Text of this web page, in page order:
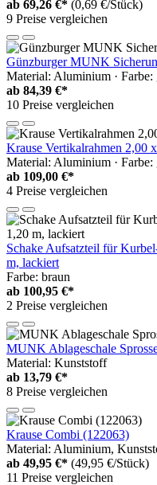
ab 69,26 €* (0,69 €/Stück)
9 Preise vergleichen
Günzburger MUNK
Material: Aluminium · Farbe:
ab 84,39 €*
10 Preise vergleichen
Krause Vertikalrahmen 2,00
Material: Aluminium · Farbe:
ab 109,00 €*
4 Preise vergleichen
Schake Aufsatzteil für
m, lackiert
Farbe: braun
ab 100,95 €*
2 Preise vergleichen
MUNK Ablageschale
Material: Kunststoff
ab 13,79 €*
8 Preise vergleichen
Krause Combi (122063)
Material: Aluminium,
ab 49,95 €* (49,95 €/Stück)
11 Preise vergleichen